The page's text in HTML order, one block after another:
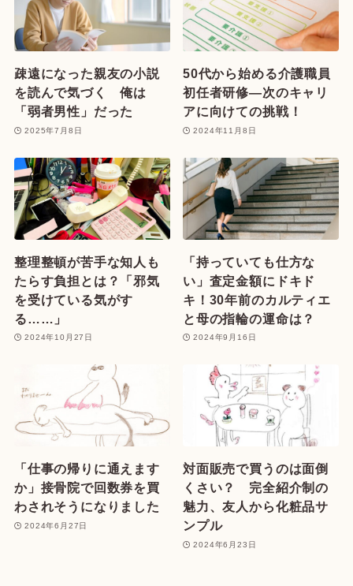
疎遠になった親友の小説
を読んで気づく 俺は
「弱者男性」だった
2025年7月8日
50代から始める介護職員
初任者研修—次のキャリ
アに向けての挑戦！
2024年11月8日
整理整頓が苦手な知人も
たらす負担とは？「邪気
を受けている気がす
る……」
2024年10月27日
「持っていても仕方な
い」査定金額にドキド
キ！30年前のカルティエ
と母の指輪の運命は？
2024年9月16日
「仕事の帰りに通えます
か」接骨院で回数券を買
わされそうになりました
2024年6月27日
対面販売で買うのは面倒
くさい？ 完全紹介制の
魅力、友人から化粧品サ
ンプル
2024年6月23日